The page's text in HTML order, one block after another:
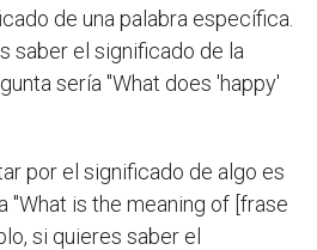
de una palabra específica.
saber el significado de la
sería "What does 'happy'
por el significado de algo es
"What is the meaning of [frase
si quieres saber el